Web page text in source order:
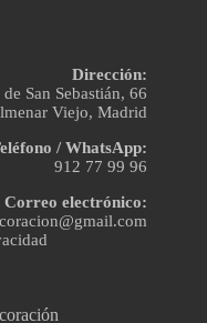
Dirección:
San Sebastián, 66
Viejo, Madrid
/ WhatsApp:
912 77 99 96
Correo electrónico: